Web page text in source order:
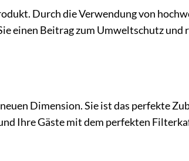
Durch die Verwendung von
einen Beitrag zum Umweltschutz und
Dimension. Sie ist das perfekte
Ihre Gäste mit dem perfekten